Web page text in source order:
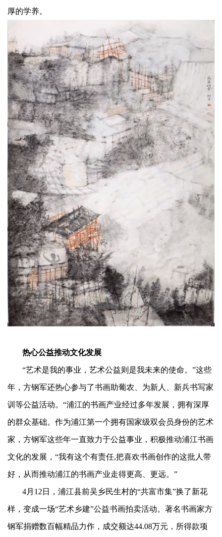
厚的学养。
热心公益推动文化发展
“艺术是我的事业，艺术公益则是我未来的使命。”这些
年，方钢军还热心参与了书画助葡农、为新人、新兵书写家
训等公益活动。“浦江的书画产业经过多年发展，拥有深厚
的群众基础。作为浦江第一个拥有国家级双会员身份的艺术
家，方钢军这些年一直致力于公益事业，积极推动浦江书画
文化的发展，“我有这个有责任,把喜欢书画创作的这批人带
好，从而推动浦江的书画产业走得更高、更远。”
4月12日，浦江县前吴乡民生村的“共富市集”换了新花
样，变成一场“艺术乡建”公益书画拍卖活动。著名书画家方
钢军捐赠数百幅精品力作，成交额达44.08万元，所得款项